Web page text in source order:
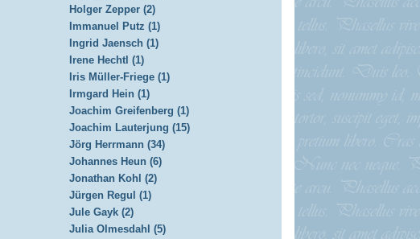
Holger Zepper (2)
Immanuel Putz (1)
Ingrid Jaensch (1)
Irene Hechtl (1)
Iris Müller-Friege (1)
Irmgard Hein (1)
Joachim Greifenberg (1)
Joachim Lauterjung (15)
Jörg Herrmann (34)
Johannes Heun (6)
Jonathan Kohl (2)
Jürgen Regul (1)
Jule Gayk (2)
Julia Olmesdahl (5)